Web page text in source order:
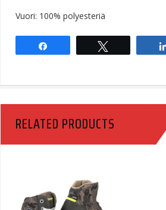
Vuori: 100% polyesteriä
RELATED PRODUCTS